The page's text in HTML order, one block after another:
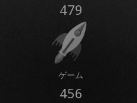
479
ゲーム
456